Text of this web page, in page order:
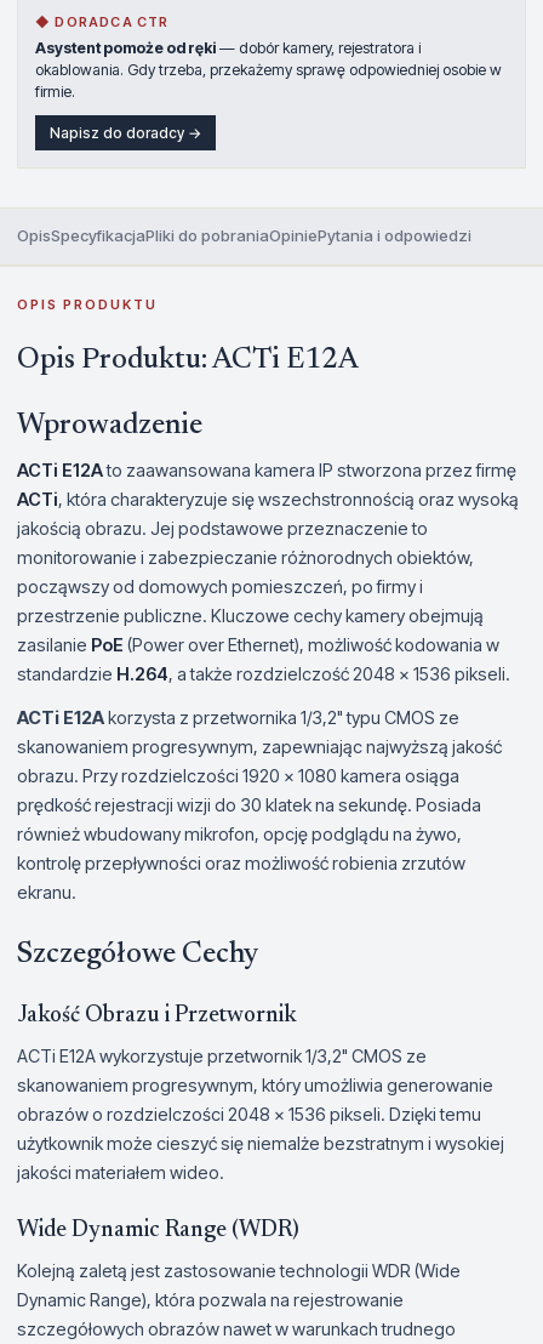
◆ DORADCA CTR
Asystent pomoże od ręki — dobór kamery, rejestratora i
okablowania. Gdy trzeba, przekażemy sprawę odpowiedniej osobie w
firmie.
Napisz do doradcy →
OpisSpecyfikacjaPliki do pobraniaOpiniePytania i odpowiedzi
OPIS PRODUKTU
Opis Produktu: ACTi E12A
Wprowadzenie
ACTi E12Ato zaawansowana kamera IP stworzona przez firmę
ACTi, która charakteryzuje się wszechstronnością oraz wysoką
jakością obrazu. Jej podstawowe przeznaczenie to
monitorowanie i zabezpieczanie różnorodnych obiektów,
począwszy od domowych pomieszczeń, po firmy i
przestrzenie publiczne. Kluczowe cechy kamery obejmują
zasilanie PoE (Power over Ethernet), możliwość kodowania w
standardzie H.264, a także rozdzielczość 2048 x 1536 pikseli.
ACTi E12Akorzysta z przetwornika 1/3,2" typu CMOS ze
skanowaniem progresywnym, zapewniając najwyższą jakość
obrazu. Przy rozdzielczości 1920 x 1080 kamera osiąga
prędkość rejestracji wizji do 30 klatek na sekundę. Posiada
również wbudowany mikrofon, opcję podglądu na żywo,
kontrolę przepływności oraz możliwość robienia zrzutów
ekranu.
Szczegółowe Cechy
Jakość Obrazu i Przetwornik
ACTi E12A wykorzystuje przetwornik 1/3,2" CMOS ze
skanowaniem progresywnym, który umożliwia generowanie
obrazów o rozdzielczości 2048 x 1536 pikseli. Dzięki temu
użytkownik może cieszyć się niemalże bezstratnym i wysokiej
jakości materiałem wideo.
Wide Dynamic Range (WDR)
Kolejną zaletą jest zastosowanie technologii WDR (Wide
Dynamic Range), która pozwala na rejestrowanie
szczegółowych obrazów nawet w warunkach trudnego